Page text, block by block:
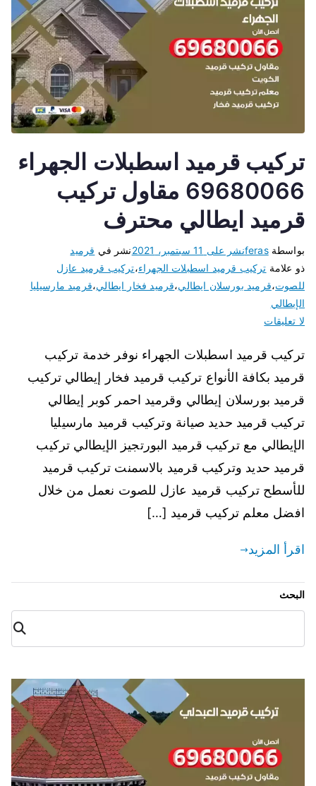
تركيب قرميد اسطبلات الجهراء
69680066 مقاول تركيب
قرميد ايطالي محترف
بواسطةferasنشر على 11 سبتمبر، 2021 نشر في قرميد
ذو علامة تركيب قرميد اسطبلات الجهراء،تركيب قرميد عازل
للصوت،قرميد بورسلان ايطالي،قرميد فخار ايطالي،قرميد مارسيليا
الإيطالي
لا تعليقات
تركيب قرميد اسطبلات الجهراء نوفر خدمة تركيب
قرميد بكافة الأنواع تركيب قرميد فخار إيطالي تركيب
قرميد بورسلان إيطالي وقرميد احمر كوبر إيطالي
تركيب قرميد حديد صيانة وتركيب قرميد مارسيليا
الإيطالي مع تركيب قرميد البورتجيز الإيطالي تركيب
قرميد حديد وتركيب قرميد بالاسمنت تركيب قرميد
للأسطح تركيب قرميد عازل للصوت نعمل من خلال
افضل معلم تركيب قرميد […]
اقرأ المزيد
البحث
البح
ث